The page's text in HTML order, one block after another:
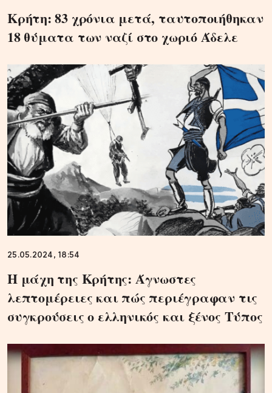
Κρήτη: 83 χρόνια μετά, ταυτοποιήθηκαν
18 θύματα των ναζί στο χωριό Άδελε
25.05.2024, 18:54
Η μάχη της Κρήτης: Άγνωστες
λεπτομέρειες και πώς περιέγραφαν τις
συγκρούσεις ο ελληνικός και ξένος Τύπος